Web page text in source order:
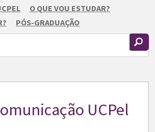
O QUE VOU ESTUDAR?
PÓS-GRADUAÇÃO
UCPel